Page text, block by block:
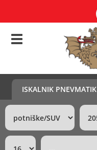
ISKALNIK PNEVMATIK